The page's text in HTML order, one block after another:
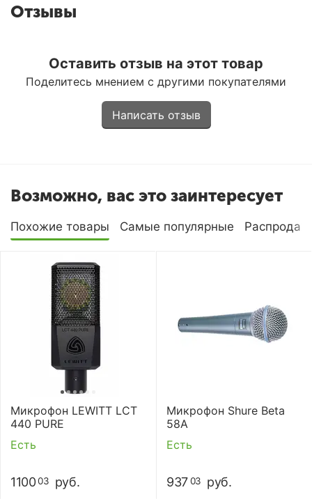
Отзывы
Оставить отзыв на этот товар
Поделитесь мнением с другими покупателями
Написать отзыв
Возможно, вас это заинтересует
Похожие товары Самые популярные
Микрофон LEWITT LCT
440 PURE
Есть
110003 руб.
Микрофон Shure Beta
58A
Есть
937 03 руб.